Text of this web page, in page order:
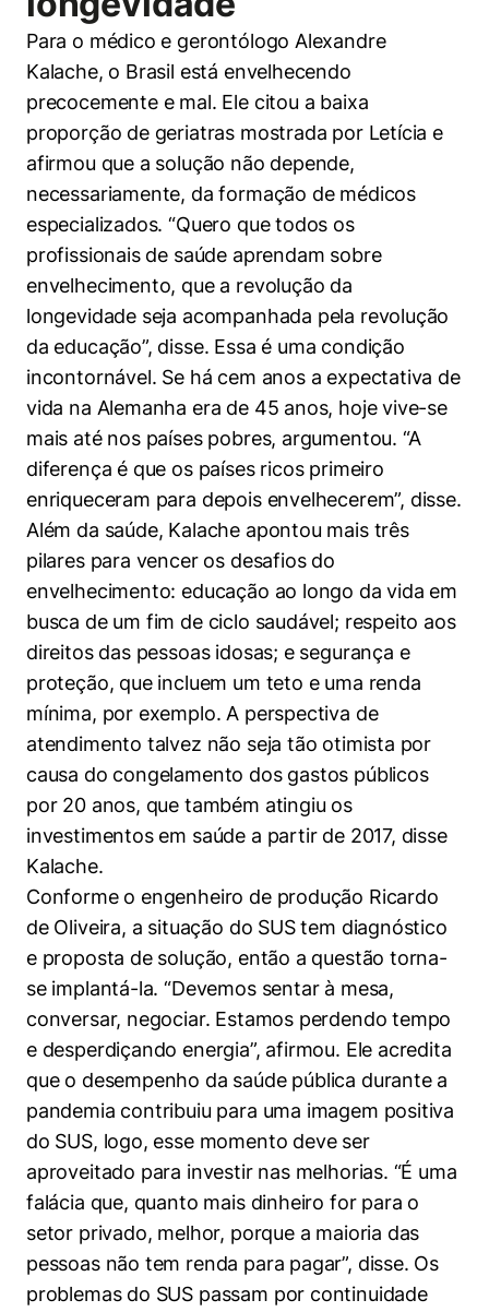
Para o médico e gerontólogo Alexandre
Kalache, o Brasil está envelhecendo
precocemente e mal. Ele citou a baixa
proporção de geriatras mostrada por Letícia e
afirmou que a solução não depende,
necessariamente, da formação de médicos
especializados. “Quero que todos os
profissionais de saúde aprendam sobre
envelhecimento, que a revolução da
longevidade seja acompanhada pela revolução
da educação”, disse. Essa é uma condição
incontornável. Se há cem anos a expectativa de
vida na Alemanha era de 45 anos, hoje vive-se
mais até nos países pobres, argumentou. “A
diferença é que os países ricos primeiro
enriqueceram para depois envelhecerem”, disse.
Além da saúde, Kalache apontou mais três
pilares para vencer os desafios do
envelhecimento: educação ao longo da vida em
busca de um fim de ciclo saudável; respeito aos
direitos das pessoas idosas; e segurança e
proteção, que incluem um teto e uma renda
mínima, por exemplo. A perspectiva de
atendimento talvez não seja tão otimista por
causa do congelamento dos gastos públicos
por 20 anos, que também atingiu os
investimentos em saúde a partir de 2017, disse
Kalache.
Conforme o engenheiro de produção Ricardo
de Oliveira, a situação do SUS tem diagnóstico
e proposta de solução, então a questão torna-
se implantá-la. “Devemos sentar à mesa,
conversar, negociar. Estamos perdendo tempo
e desperdiçando energia”, afirmou. Ele acredita
que o desempenho da saúde pública durante a
pandemia contribuiu para uma imagem positiva
do SUS, logo, esse momento deve ser
aproveitado para investir nas melhorias. “É uma
falácia que, quanto mais dinheiro for para o
setor privado, melhor, porque a maioria das
pessoas não tem renda para pagar”, disse. Os
problemas do SUS passam por continuidade
Cookies estritamente necessários
Cookies de preferências de usuário